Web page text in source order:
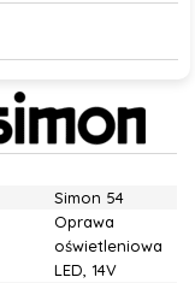
Simon 54
Oprawa
oświetleniowa
LED, 14V